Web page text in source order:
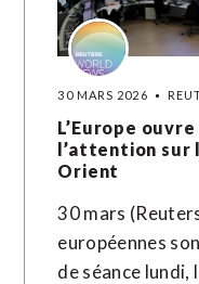
30 MARS 2026
L’Europe
l’attention sur
Orient
30 mars
européennes
de séance